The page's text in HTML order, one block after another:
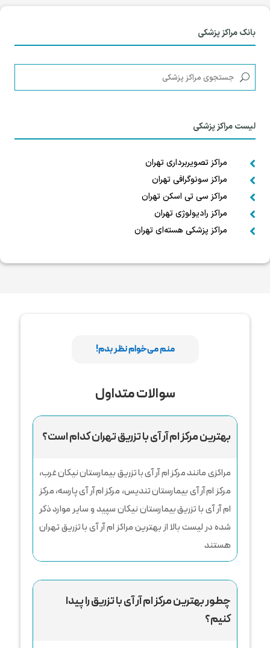
بانک مراکز پزشکی
لیست مراکز پزشکی

مراکز تصویربرداری تهران

مراکز سونوگرافی تهران

مراکز سی تی اسکن تهران

مراکز رادیولوژی تهران

مراکز پزشکی هسته‌ای تهران
منم می‌خوام نظر بدم!
سوالات متداول
بهترین مرکز ام ‌آر ‌آی با تزریق تهران کدام است؟
مراکزی مانند مرکز ام آر آی با تزریق بیمارستان نیکان غرب،
مرکز ام آر آی بیمارستان تندیس، مرکز ام آر آی پارسه، مرکز
ام آر آی با تزریق بیمارستان نیکان سپید و سایر موارد ذکر
شده در لیست بالا از بهترین مراکز ام آر آی با تزریق تهران
هستند
چطور بهترین مرکز ام‌ آر ‌آی با تزریق را پیدا
کنیم؟